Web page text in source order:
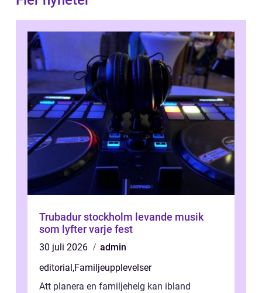
Trubadur stockholm levande musik
som lyfter varje fest
30 juli 2026
admin
editorial,Familjeupplevelser
Att planera en familjehelg kan ibland